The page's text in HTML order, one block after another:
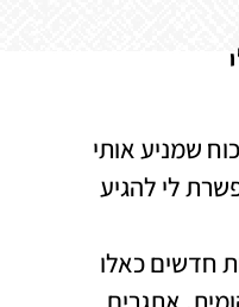
שמניע אותי
לי להגיע
חדשים כאלו